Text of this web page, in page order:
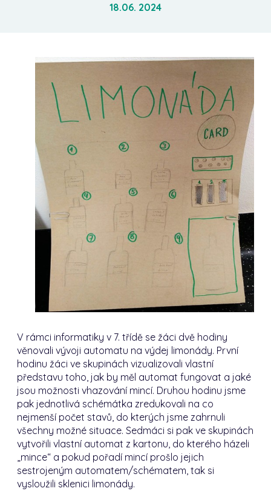
18.06. 2024
V rámci informatiky v 7. třídě se žáci dvě hodiny
věnovali vývoji automatu na výdej limonády. První
hodinu žáci ve skupinách vizualizovali vlastní
představu toho, jak by měl automat fungovat a jaké
jsou možnosti vhazování mincí. Druhou hodinu jsme
pak jednotlivá schémátka zredukovali na co
nejmenší počet stavů, do kterých jsme zahrnuli
všechny možné situace. Sedmáci si pak ve skupinách
vytvořili vlastní automat z kartonu, do kterého házeli
„mince“ a pokud pořadí mincí prošlo jejich
sestrojeným automatem/schématem, tak si
vysloužili sklenici limonády.